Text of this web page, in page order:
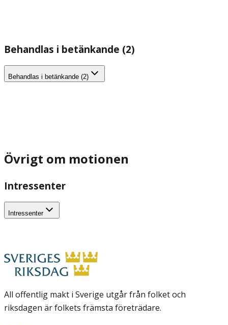
Behandlas i betänkande (2)
Behandlas i betänkande (2)
Övrigt om motionen
Intressenter
Intressenter
All offentlig makt i Sverige utgår från folket och
riksdagen är folkets främsta företrädare.